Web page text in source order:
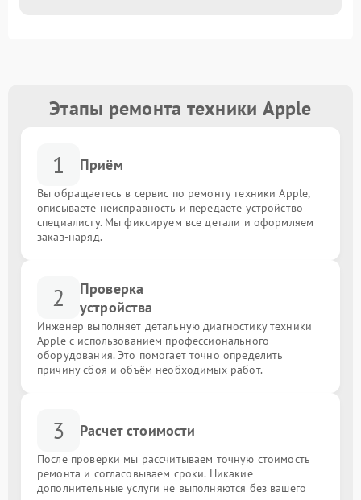
Этапы ремонта техники Apple
1 Приём
Вы обращаетесь в сервис по ремонту техники Apple,
описываете неисправность и передаёте устройство
специалисту. Мы фиксируем все детали и оформляем
заказ-наряд.
2
Проверка
устройства
Инженер выполняет детальную диагностику техники
Apple с использованием профессионального
оборудования. Это помогает точно определить
причину сбоя и объём необходимых работ.
3 Расчет стоимости
После проверки мы рассчитываем точную стоимость
ремонта и согласовываем сроки. Никакие
дополнительные услуги не выполняются без вашего